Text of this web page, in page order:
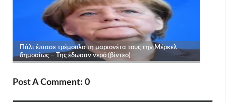
Post A Comment: 0